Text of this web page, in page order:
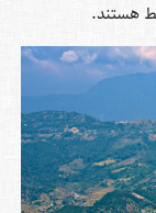
هستند.